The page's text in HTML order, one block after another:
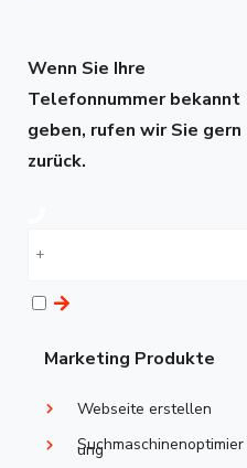
Wenn Sie Ihre
Telefonnummer bekannt
geben, rufen wir Sie gern
zurück.
Marketing Produkte
Webseite erstellen
Suchmaschinenoptimier
ung